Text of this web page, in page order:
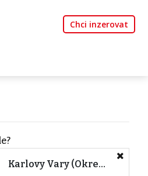
Chci inzerovat
Karlovy Vary (Okres, Karlovarský kraj)